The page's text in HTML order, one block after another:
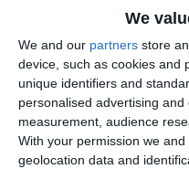
We
We and our partners store
device, such as cookies and
unique identifiers and
personalised advertising
measurement, audience
With your permission we
geolocation data and
Potrivit informațiilor
anunțat că este blocat.
panică din cauza situației